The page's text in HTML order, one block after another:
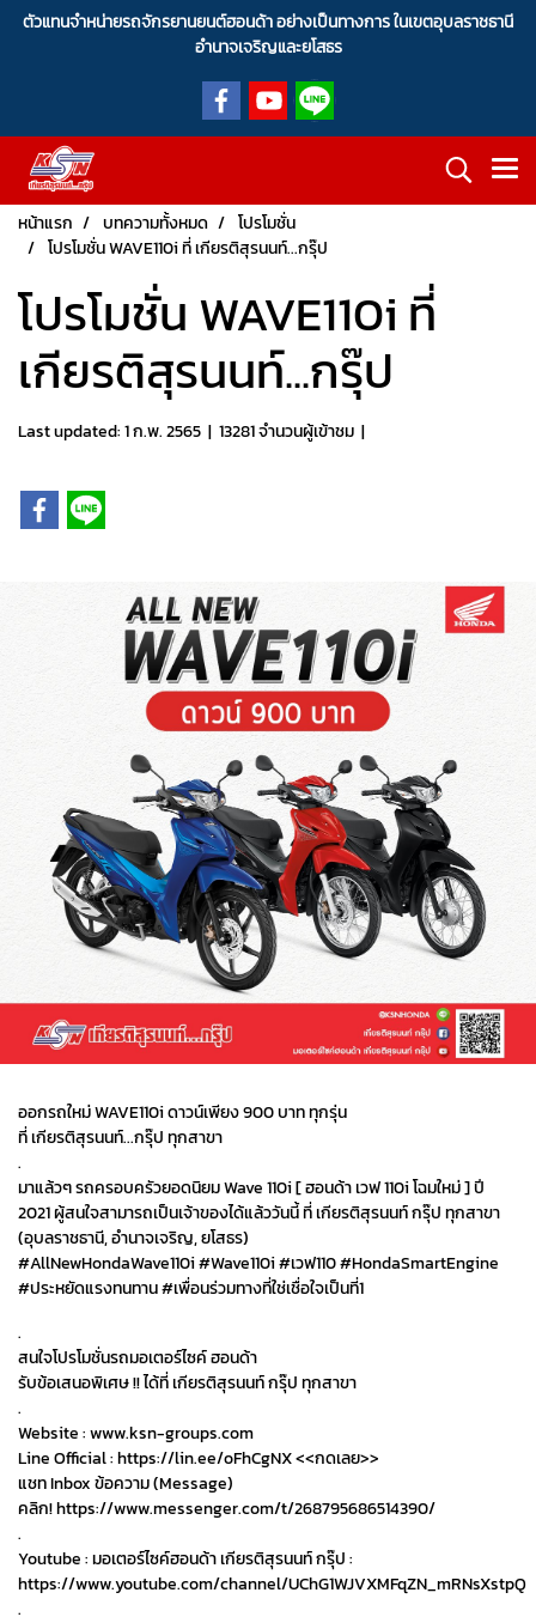
ตัวแทนจำหน่ายรถจักรยานยนต์ฮอนด้า อย่างเป็นทางการ ในเขตอุบลราชธานี
อำนาจเจริญและยโสธร
หน้าแรก บทความทั้งหมด
โปรโมชั่น
โปรโมชั่น WAVE110i ที่ เกียรติสุรนนท์...กรุ๊ป
โปรโมชั่น WAVE110i ที่
เกียรติสุรนนท์...กรุ๊ป
Last updated: 1 ก.พ. 2565 | 13281 จำนวนผู้เข้าชม |
ออกรถใหม่ WAVE110i ดาวน์เพียง 900 บาท ทุกรุ่น
ที่ เกียรติสุรนนท์...กรุ๊ป ทุกสาขา
.
มาแล้วๆ รถครอบครัวยอดนิยม Wave 110i [ ฮอนด้า เวฟ 110i โฉมใหม่ ] ปี
2021 ผู้สนใจสามารถเป็นเจ้าของได้แล้ววันนี้ ที่ เกียรติสุรนนท์ กรุ๊ป ทุกสาขา
(อุบลราชธานี, อำนาจเจริญ, ยโสธร)
#AllNewHondaWave110i #Wave110i #เวฟ110 #HondaSmartEngine
#ประหยัดแรงทนทาน #เพื่อนร่วมทางที่ใช่เชื่อใจเป็นที่1
.
สนใจโปรโมชั่นรถมอเตอร์ไซค์ ฮอนด้า
รับข้อเสนอพิเศษ !! ได้ที่ เกียรติสุรนนท์ กรุ๊ป ทุกสาขา
.
Website : www.ksn-groups.com
Line Official : https://lin.ee/oFhCgNX <<กดเลย>>
แชท Inbox ข้อความ (Message)
คลิก! https://www.messenger.com/t/268795686514390/
.
Youtube : มอเตอร์ไซค์ฮอนด้า เกียรติสุรนนท์ กรุ๊ป :
https://www.youtube.com/channel/UChG1WJVXMFqZN_mRNsXstpQ
.